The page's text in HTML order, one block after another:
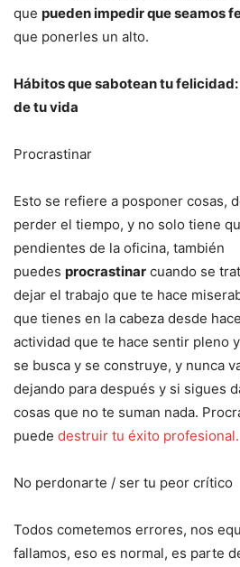
que pueden impedir que seamos
que ponerles un alto.
Hábitos que sabotean tu
de tu vida
Procrastinar
Esto se refiere a posponer cosas,
perder el tiempo, y no solo tiene
pendientes de la oficina, también
puedes procrastinar cuando se
dejar el trabajo que te hace
que tienes en la cabeza desde
actividad que te hace sentir pleno
se busca y se construye, y nunca
dejando para después y si sigues
cosas que no te suman nada.
puede destruir tu éxito profesional.
No perdonarte / ser tu peor crítico
Todos cometemos errores, nos
fallamos, eso es normal, es parte